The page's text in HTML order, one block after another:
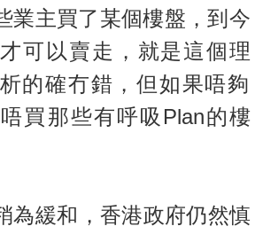
業主買了某個樓盤，到今
可以賣走，就是這個理
的確冇錯，但如果唔夠
買那些有呼吸Plan的樓
緩和，香港政府仍然慎